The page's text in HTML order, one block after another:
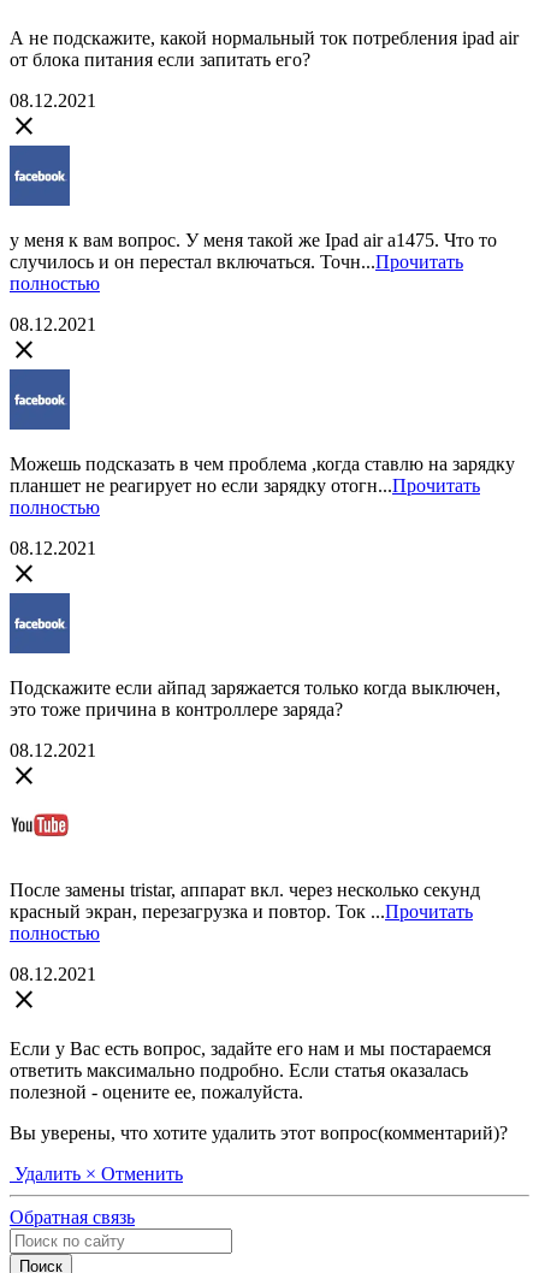
А не подскажите, какой нормальный ток потребления ipad air
от блока питания если запитать его?
08.12.2021
close
у меня к вам вопрос. У меня такой же Ipad air a1475. Что то
случилось и он перестал включаться. Точн...Прочитать
полностью
08.12.2021
close
Можешь подсказать в чем проблема ,когда ставлю на зарядку
планшет не реагирует но если зарядку отогн...Прочитать
полностью
08.12.2021
close
Подскажите если айпад заряжается только когда выключен,
это тоже причина в контроллере заряда?
08.12.2021
close
После замены tristar, аппарат вкл. через несколько секунд
красный экран, перезагрузка и повтор. Ток ...Прочитать
полностью
08.12.2021
close
Если у Вас есть вопрос, задайте его нам и мы постараемся
ответить максимально подробно. Если статья оказалась
полезной - оцените ее, пожалуйста.
Вы уверены, что хотите удалить этот вопрос(комментарий)?
Удалить × Отменить
Обратная связь